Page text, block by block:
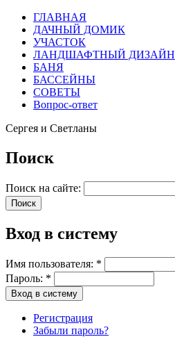
ГЛАВНАЯ
ДАЧНЫЙ ДОМИК
УЧАСТОК
ЛАНДШАФТНЫЙ ДИЗАЙН
БАНЯ
БАССЕЙНЫ
СОВЕТЫ
Вопрос-ответ
Сергея и Светланы
Поиск
Поиск на сайте:
Вход в систему
Имя пользователя: *
Пароль: *
Регистрация
Забыли пароль?